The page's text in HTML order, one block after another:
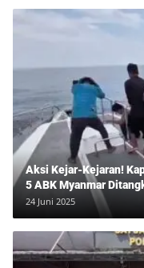
Aksi Kejar-Kejaran!
5 ABK Myanmar
24 Juni 2025